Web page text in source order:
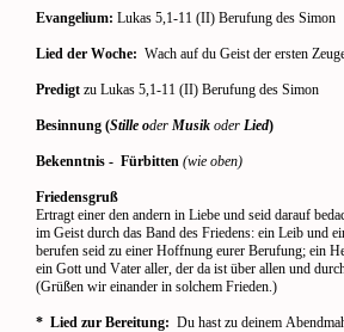
Evangelium: Lukas 5,1-11 (II) Berufung des Simon
Lied der Woche: Wach auf du Geist der ersten
Predigt zu Lukas 5,1-11 (II) Berufung des Simon
Besinnung (Stille oder Musik oder Lied)
Bekenntnis - Fürbitten (wie oben)
Friedensgruß
Ertragt einer den andern in Liebe und seid darauf
im Geist durch das Band des Friedens: ein Leib und
berufen seid zu einer Hoffnung eurer Berufung; ein
ein Gott und Vater aller, der da ist über allen und
(Grüßen wir einander in solchem Frieden.)
* Lied zur Bereitung: Du hast zu deinem